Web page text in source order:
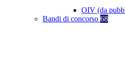
OIV (da
Bandi di concorso 68